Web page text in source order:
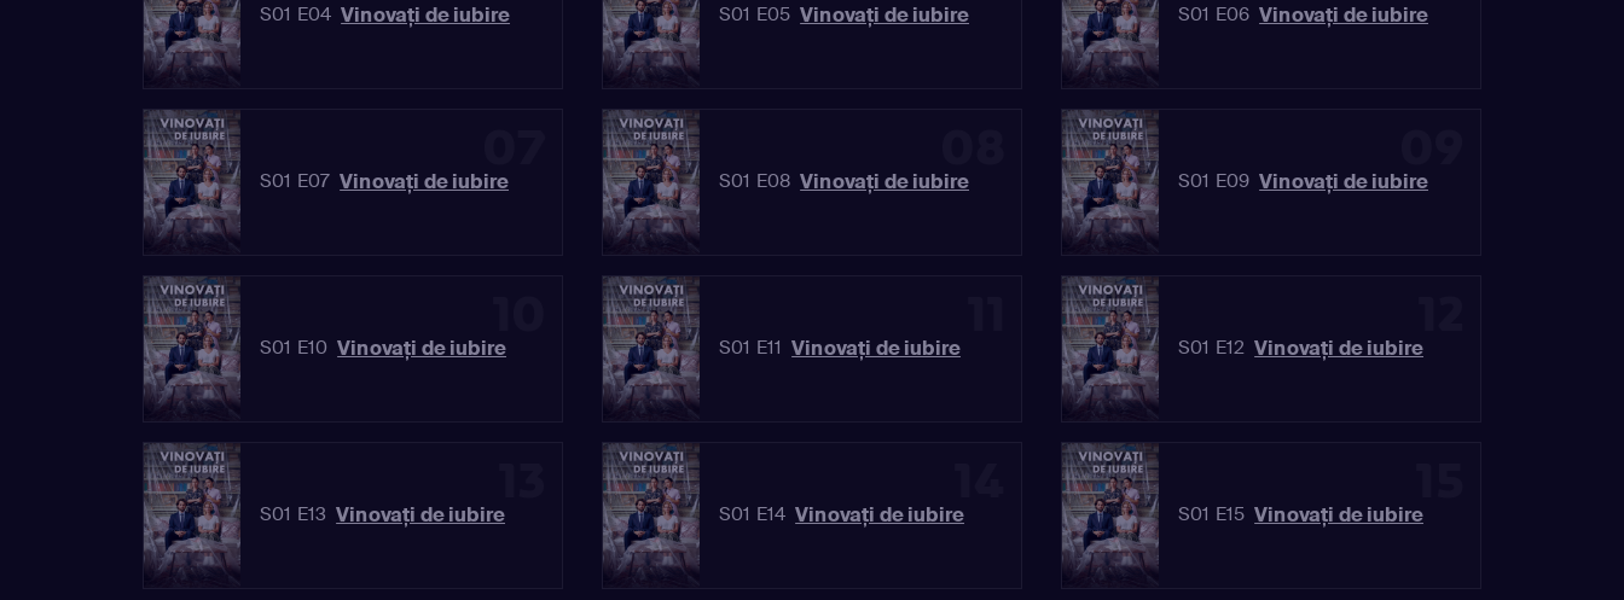
S01 E04 Vinovaţi de iubire S01 E05 Vinovaţi de iubire S01 E06 Vinovaţi de iubire
S01 E07 Vinovaţi de iubire S01 E08 Vinovaţi de iubire S01 E09 Vinovaţi de iubire
S01 E10 Vinovaţi de iubire S01 E11 Vinovaţi de iubire S01 E12 Vinovaţi de iubire
S01 E13 Vinovaţi de iubire S01 E14 Vinovaţi de iubire S01 E15 Vinovaţi de iubire